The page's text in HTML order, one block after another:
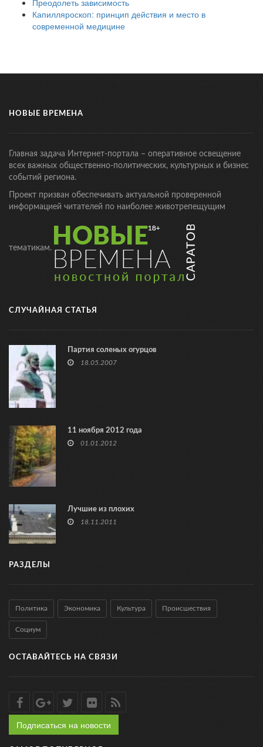
Преодолеть зависимость
Капилляроскоп: принцип действия и место в
современной медицине
НОВЫЕ ВРЕМЕНА
Главная задача Интернет-портала – оперативное освещение
всех важных общественно-политических, культурных и бизнес
событий региона.
Проект призван обеспечивать актуальной проверенной
информацией читателей по наиболее животрепещущим
тематикам.
СЛУЧАЙНАЯ СТАТЬЯ
Партия соленых огурцов
18.05.2007
11 ноября 2012 года
01.01.2012
Лучшие из плохих
18.11.2011
РАЗДЕЛЫ
Политика Экономика Культура Происшествия
Социум
ОСТАВАЙТЕСЬ НА СВЯЗИ
Подписаться на новости